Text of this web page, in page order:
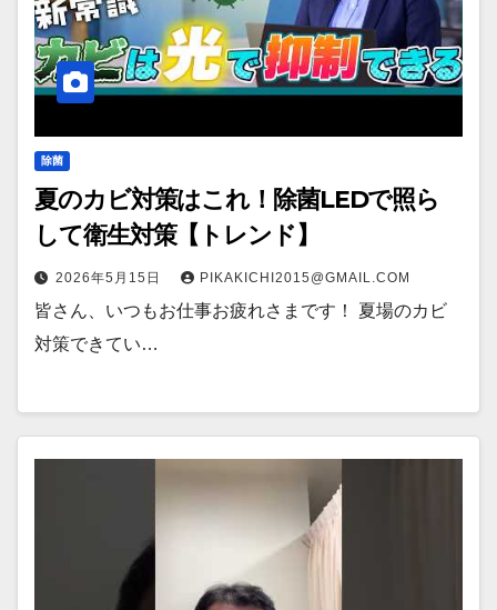
除菌
夏のカビ対策はこれ！除菌LEDで照ら
して衛生対策【トレンド】
2026年5月15日 PIKAKICHI2015@GMAIL.COM
皆さん、いつもお仕事お疲れさまです！ 夏場のカビ
対策できてい…